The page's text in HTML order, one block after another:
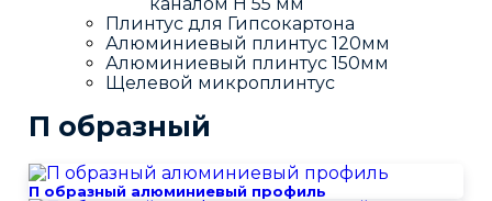
Плинтус для Гипсокартона
Алюминиевый плинтус 120мм
Алюминиевый плинтус 150мм
Щелевой микроплинтус
П образный
П образный алюминиевый профиль